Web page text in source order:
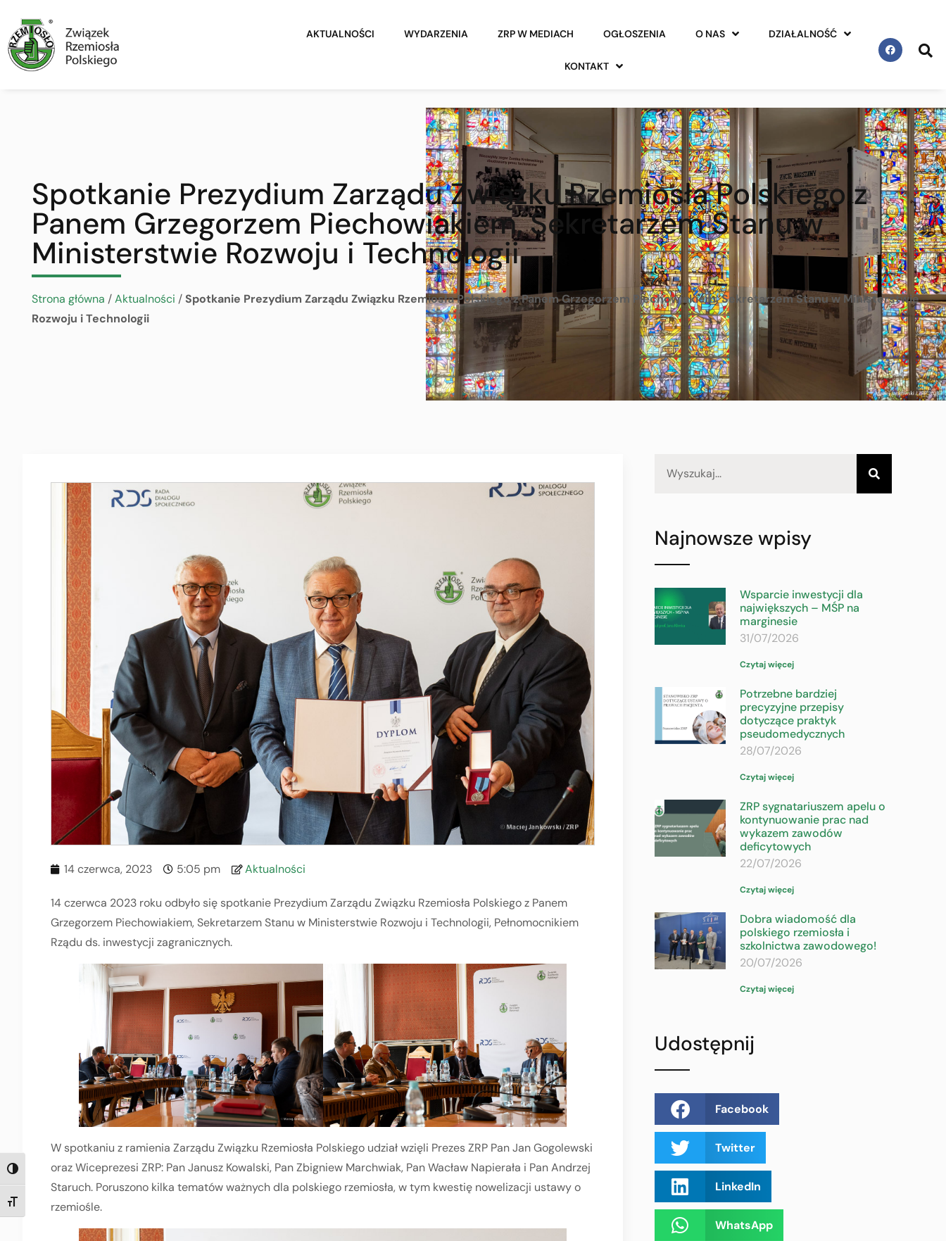
TOGGLE HIGH CONTRAST
TOGGLE FONT SIZE
AKTUALNOŚCI WYDARZENIA ZRP W MEDIACH OGŁOSZENIA O NAS DZIAŁALNOŚĆ
KONTAKT
Spotkanie Prezydium Zarządu Związku Rzemiosła Polskiego z
Panem Grzegorzem Piechowiakiem, Sekretarzem Stanu w
Ministerstwie Rozwoju i Technologii
Strona główna /Aktualności /Spotkanie Prezydium Zarządu Związku Rzemiosła Polskiego z Panem Grzegorzem Piechowiakiem, Sekretarzem Stanu w Ministerstwie
Rozwoju i Technologii
14 czerwca, 2023 5:05 pm Aktualności
14 czerwca 2023 roku odbyło się spotkanie Prezydium Zarządu Związku Rzemiosła Polskiego z Panem
Grzegorzem Piechowiakiem, Sekretarzem Stanu w Ministerstwie Rozwoju i Technologii, Pełnomocnikiem
Rządu ds. inwestycji zagranicznych.
W spotkaniu z ramienia Zarządu Związku Rzemiosła Polskiego udział wzięli Prezes ZRP Pan Jan Gogolewski
oraz Wiceprezesi ZRP: Pan Janusz Kowalski, Pan Zbigniew Marchwiak, Pan Wacław Napierała i Pan Andrzej
Staruch. Poruszono kilka tematów ważnych dla polskiego rzemiosła, w tym kwestię nowelizacji ustawy o
rzemiośle.
Najnowsze wpisy
Wsparcie inwestycji dla
największych – MŚP na
marginesie
31/07/2026
Czytaj więcej
Potrzebne bardziej
precyzyjne przepisy
dotyczące praktyk
pseudomedycznych
28/07/2026
Czytaj więcej
ZRP sygnatariuszem apelu o
kontynuowanie prac nad
wykazem zawodów
deficytowych
22/07/2026
Czytaj więcej
Dobra wiadomość dla
polskiego rzemiosła i
szkolnictwa zawodowego!
20/07/2026
Czytaj więcej
Udostępnij
Facebook
Twitter
LinkedIn
WhatsApp